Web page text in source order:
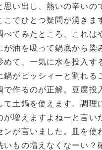
思い出し、熱いの辛いの
こでひとつ疑問が湧きま
てみたところ、これは
油を吸って鍋底から染
めて、一気に水を投入す
鍋がピッシィーと割れる
で作るのが正解。豆腐投
て土鍋を使えます。調理
が増えますよねーと言い
ンが言いました。皿を使
もの増えなくなーい？